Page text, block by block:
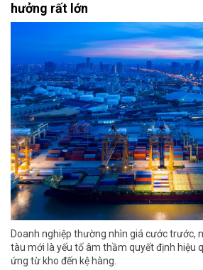
hưởng rất lớn
Doanh nghiệp thường nhìn giá cước trước,
tàu mới là yếu tố âm thầm quyết định hiệu
ứng từ kho đến kệ hàng.